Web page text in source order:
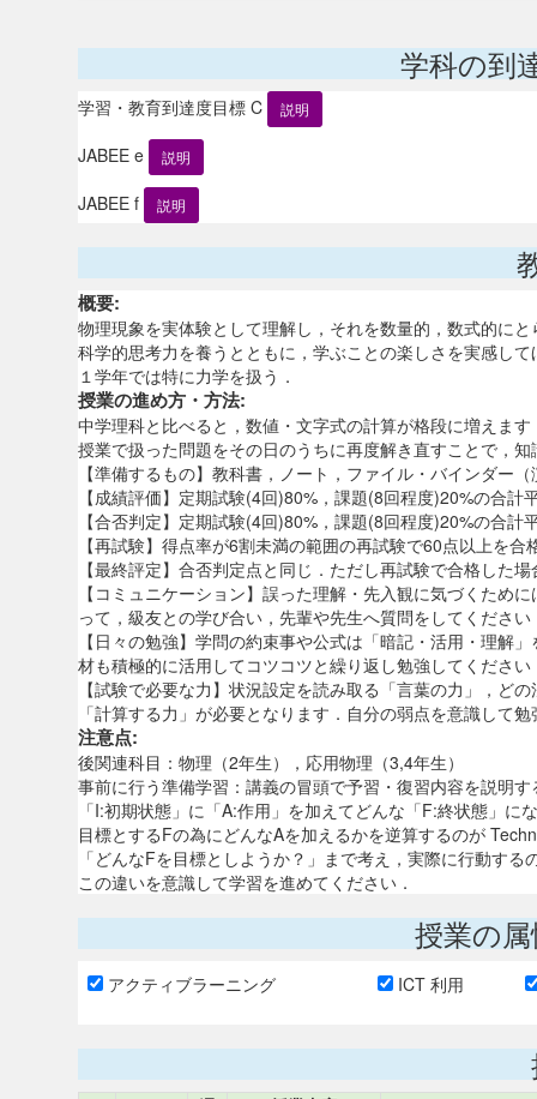
学科の到
学習・教育到達度目標 C 説明
JABEE e 説明
JABEE f 説明
概要:
物理現象を実体験として理解し，それを数量的，数式的に
科学的思考力を養うとともに，学ぶことの楽しさを実感して
１学年では特に力学を扱う．
授業の進め方・方法:
中学理科と比べると，数値・文字式の計算が格段に増えます
授業で扱った問題をその日のうちに再度解き直すことで，
【準備するもの】教科書，ノート，ファイル・バインダー
【成績評価】定期試験(4回)80%，課題(8回程度)20%の合計
【合否判定】定期試験(4回)80%，課題(8回程度)20%の合計
【再試験】得点率が6割未満の範囲の再試験で60点以上を合
【最終評定】合否判定点と同じ．ただし再試験で合格した
【コミュニケーション】誤った理解・先入観に気づくため
って，級友との学び合い，先輩や先生へ質問をしてください
【日々の勉強】学問の約束事や公式は「暗記・活用・理解
材も積極的に活用してコツコツと繰り返し勉強してください
【試験で必要な力】状況設定を読み取る「言葉の力」，ど
「計算する力」が必要となります．自分の弱点を意識して
注意点:
後関連科目：物理（2年生），応用物理（3,4年生）
事前に行う準備学習：講義の冒頭で予習・復習内容を説明す
「I:初期状態」に「A:作用」を加えてどんな「F:終状態」
目標とするFの為にどんなAを加えるかを逆算するのが
「どんなFを目標としようか？」まで考え，実際に行動す
この違いを意識して学習を進めてください．
授業の
アクティブラーニング ICT 利用